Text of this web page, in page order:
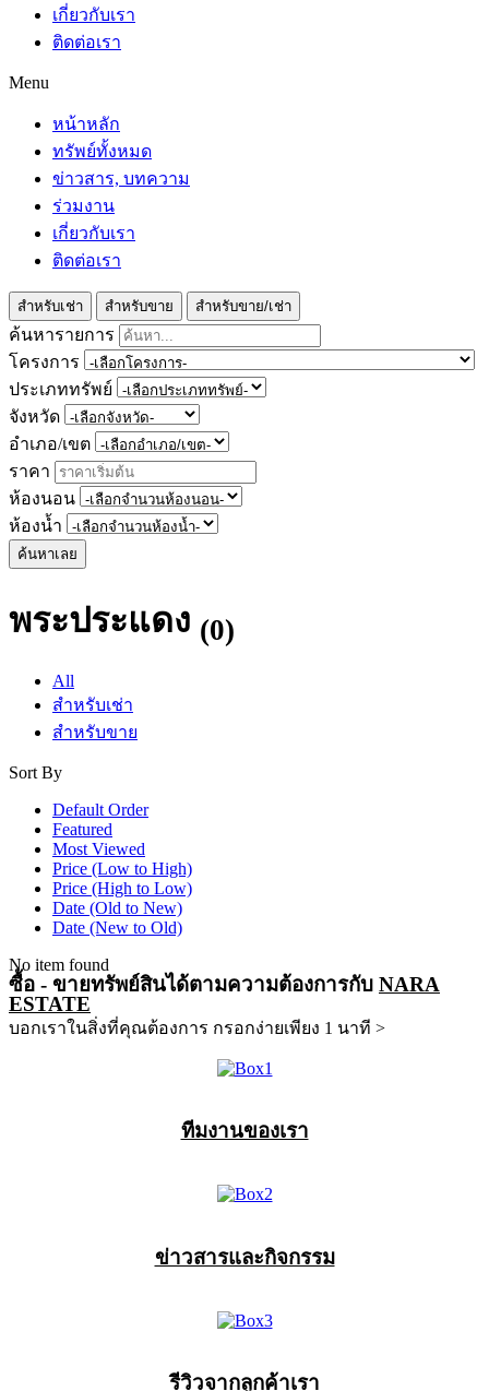
เกี่ยวกับเรา
ติดต่อเรา
Menu
หน้าหลัก
ทรัพย์ทั้งหมด
ข่าวสาร, บทความ
ร่วมงาน
เกี่ยวกับเรา
ติดต่อเรา
สำหรับเช่า สำหรับขาย สำหรับขาย/เช่า
ค้นหารายการ
โครงการ
ประเภททรัพย์
จังหวัด
อำเภอ/เขต
ราคา
ห้องนอน
ห้องน้ำ
ค้นหาเลย
พระประแดง (0)
All
สำหรับเช่า
สำหรับขาย
Sort By
Default Order
Featured
Most Viewed
Price (Low to High)
Price (High to Low)
Date (Old to New)
Date (New to Old)
No item found
ซื้อ - ขายทรัพย์สินได้ตามความต้องการกับ NARA
ESTATE
บอกเราในสิ่งที่คุณต้องการ กรอกง่ายเพียง 1 นาที >
ทีมงานของเรา
ข่าวสารและกิจกรรม
รีวิวจากลูกค้าเรา